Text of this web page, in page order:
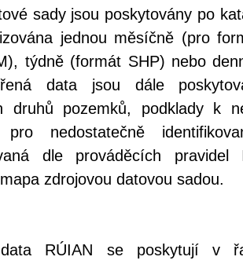
sady jsou poskytovány po
jednou měsíčně (pro
týdně (formát SHP) nebo
data jsou dále
druhů pozemků, podklady k
pro nedostatečně
dle prováděcích
zdrojovou datovou sadou.
data RÚIAN se poskytují v